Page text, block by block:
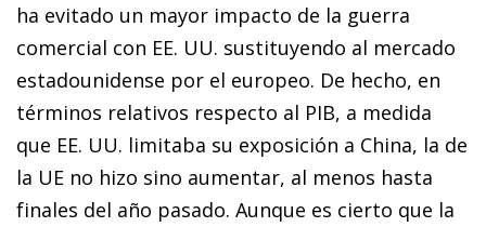
ha evitado un mayor impacto de la guerra
comercial con EE. UU. sustituyendo al mercado
estadounidense por el europeo. De hecho, en
términos relativos respecto al PIB, a medida
que EE. UU. limitaba su exposición a China, la de
la UE no hizo sino aumentar, al menos hasta
finales del año pasado. Aunque es cierto que la